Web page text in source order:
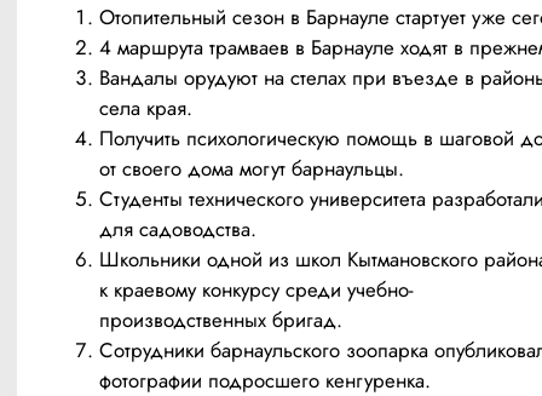
Отопительный сезон в Барнауле стартует уже
4 маршрута трамваев в Барнауле ходят в
Вандалы орудуют на стелах при въезде в
села края.
Получить психологическую помощь в шаговой
от своего дома могут барнаульцы.
Студенты технического университета
для садоводства.
Школьники одной из школ Кытмановского района
к краевому конкурсу среди учебно-
производственных бригад.
Сотрудники барнаульского зоопарка
фотографии подросшего кенгуренка.